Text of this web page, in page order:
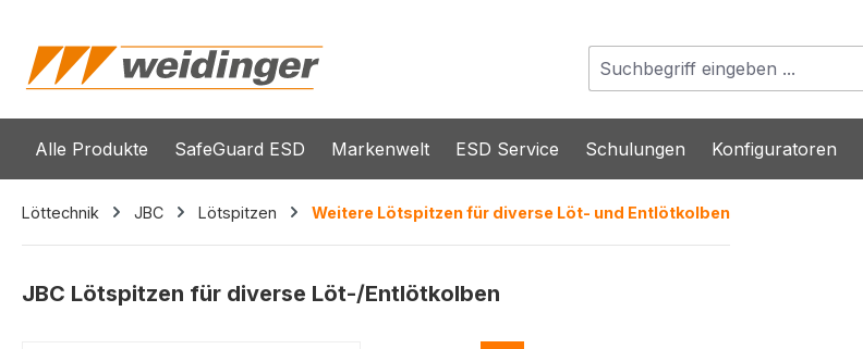
Alle Produkte SafeGuard ESD Markenwelt ESD Service Schulungen Konfiguratoren
Löttechnik JBC Lötspitzen Weitere Lötspitzen für diverse Löt- und Entlötkolben
JBC Lötspitzen für diverse Löt-/Entlötkolben